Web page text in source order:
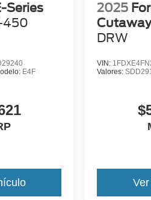
Series
450
E4F
2025
DRW
VIN:
Valores: